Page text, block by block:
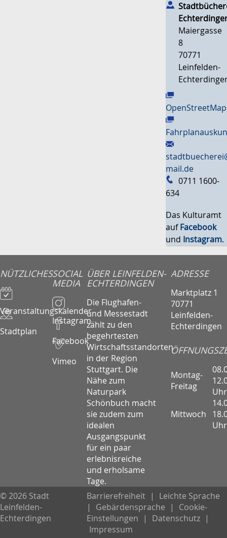
Maiergasse
8
70771
Leinfelden-
OpenStreetMap
mail.de
0711 1600-
634
Das Kulturamt
aufFacebook
und Instagram.
NÜTZLICHES
Veranstaltungskalender
Stadtplan
SOCIAL
MEDIA
Instagram
Facebook
Vimeo
ÜBER LEINFELDEN-
ECHTERDINGEN
Die Flughafen-
und Messestadt
zählt zu den
begehrtesten
Wirtschaftsstandorten
in der Region
Stuttgart. Die
Nähe zum
Naturpark
Schönbuch macht
sie zudem zum
idealen
Ausgangspunkt
für ein paar
erlebnisreiche
und erholsame
Tage.
ADRESSE
Marktplatz 1
70771
Leinfelden-
Echterdingen
Montag-
Freitag
Uhr
Mittwoch
Uhr
© 2026 Stadt
Leinfelden-
Echterdingen
Barrierefreiheit |
Leichte Sprache
|
Gebärdensprache |
Cookie-
Einstellungen
| Datenschutz |
Impressum